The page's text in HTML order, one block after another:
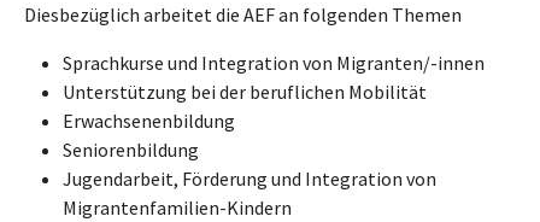
Diesbezüglich arbeitet die AEF an folgenden Themen
Sprachkurse und Integration von Migranten/-innen
Unterstützung bei der beruflichen Mobilität
Erwachsenenbildung
Seniorenbildung
Jugendarbeit, Förderung und Integration von
Migrantenfamilien-Kindern